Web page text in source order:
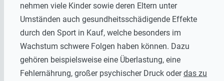
nehmen viele Kinder sowie deren Eltern unter
Umständen auch gesundheitsschädigende Effekte
durch den Sport in Kauf, welche besonders im
Wachstum schwere Folgen haben können. Dazu
gehören beispielsweise eine Überlastung, eine
Fehlernährung, großer psychischer Druck oderdas zu